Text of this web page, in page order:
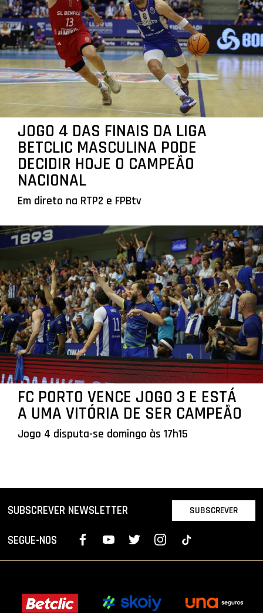
JOGO 4 DAS FINAIS DA LIGA
BETCLIC MASCULINA PODE
DECIDIR HOJE O CAMPEÃO
NACIONAL
Em direto na RTP2 e FPBtv
FC PORTO VENCE JOGO 3 E ESTÁ
A UMA VITÓRIA DE SER CAMPEÃO
Jogo 4 disputa-se domingo às 17h15
SUBSCREVER NEWSLETTER SUBSCREVER
SEGUE-NOS